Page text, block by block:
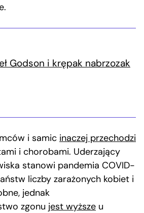
Godson i krępak nabrzozak
i samic inaczej przechodzi
i chorobami. Uderzający
stanowi pandemia COVID-
liczby zarażonych kobiet i
jednak
zgonu jest wyższe u